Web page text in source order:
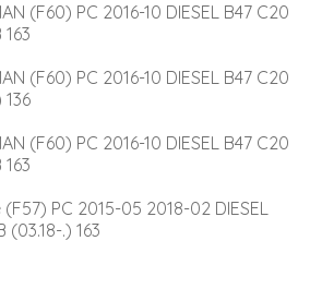
(F60) PC 2016-10 DIESEL B47 C20
(F60) PC 2016-10 DIESEL B47 C20
(F60) PC 2016-10 DIESEL B47 C20
PC 2015-05 2018-02 DIESEL
(03.18-.) 163